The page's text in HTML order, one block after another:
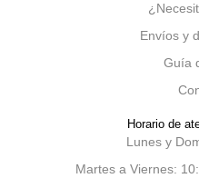
Envíos y
Guía
Horario de
Lunes y
Martes a Viernes: